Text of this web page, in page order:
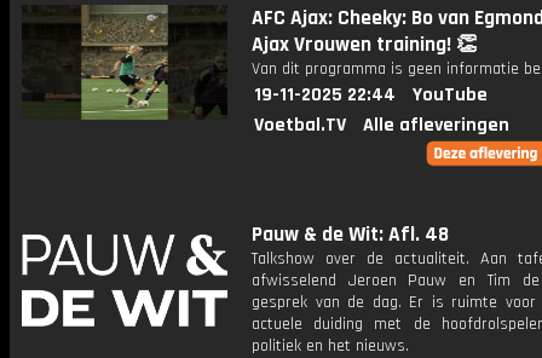
AFC Ajax: Cheeky: Bo van
Ajax Vrouwen training! 👏
Van dit programma is geen informatie
19-11-2025 22:44
YouTube
Voetbal.TV
Alle afleveringen
Pauw & de Wit: Afl. 48
Talkshow over de actualiteit. Aan
afwisselend Jeroen Pauw en Tim
gesprek van de dag. Er is ruimte
actuele duiding met de
politiek en het nieuws.